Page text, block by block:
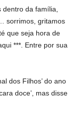
da família,
sorrimos, gritamos
que seja hora de
***. Entre por sua
dos Filhos’ do ano
doce’, mas disse